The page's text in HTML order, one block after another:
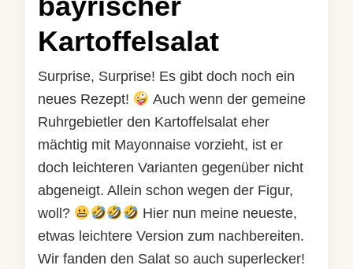
Kartoffelsalat
Surprise, Surprise! Es gibt doch noch ein
neues Rezept!
Auch wenn der gemeine
Ruhrgebietler den Kartoffelsalat eher
mächtig mit Mayonnaise vorzieht, ist er
doch leichteren Varianten gegenüber nicht
abgeneigt. Allein schon wegen der Figur,
woll?
Hier nun meine neueste,
etwas leichtere Version zum nachbereiten.
Wir fanden den Salat so auch superlecker!